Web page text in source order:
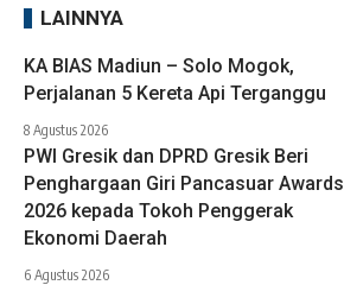
LAINNYA
KA BIAS Madiun – Solo Mogok,
Perjalanan 5 Kereta Api Terganggu
8 Agustus 2026
PWI Gresik dan DPRD Gresik Beri
Penghargaan Giri Pancasuar Awards
2026 kepada Tokoh Penggerak
Ekonomi Daerah
6 Agustus 2026